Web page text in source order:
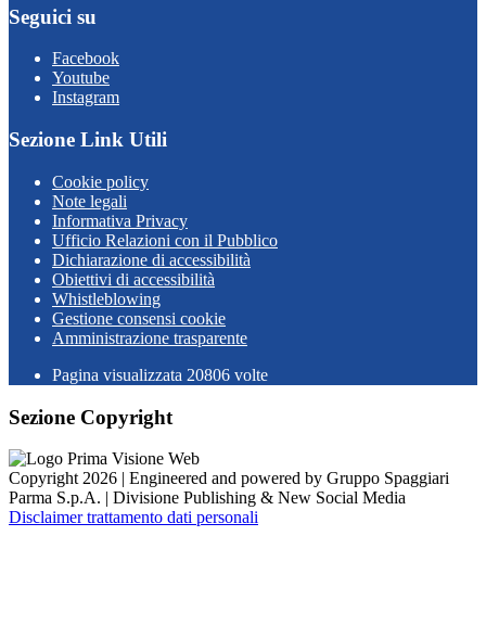
Seguici su
Facebook
Youtube
Instagram
Sezione Link Utili
Cookie policy
Note legali
Informativa Privacy
Ufficio Relazioni con il Pubblico
Dichiarazione di accessibilità
Obiettivi di accessibilità
Whistleblowing
Gestione consensi cookie
Amministrazione trasparente
Pagina visualizzata 20806 volte
Sezione Copyright
Copyright 2026 | Engineered and powered by Gruppo Spaggiari
Parma S.p.A. | Divisione Publishing & New Social Media
Disclaimer trattamento dati personali